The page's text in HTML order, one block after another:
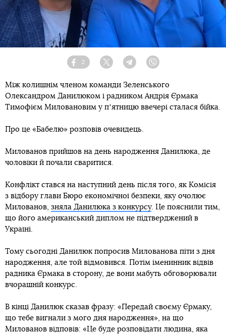
Facebook
2
Twitter TelegramViber
Між колишнім членом команди Зеленського
Олександром Данилюком і радником Андрія Єрмака
Тимофієм Миловановим у пʼятницю ввечері сталася бійка.
Про це «Бабелю» розповів очевидець.
Милованов прийшов на день народження Данилюка, де
чоловіки й почали сваритися.
Конфлікт стався на наступний день після того, як Комісія
з відбору глави Бюро економічної безпеки, яку очолює
Милованов, зняла Данилюка з конкурсу. Це пояснили тим,
що його американський диплом не підтверджений в
Україні.
Тому сьогодні Данилюк попросив Милованова піти з дня
народження, але той відмовився. Потім іменинник відвів
радника Єрмака в сторону, де вони мабуть обговорювали
вчорашній конкурс.
В кінці Данилюк сказав фразу: «Передай своєму Єрмаку,
що тебе вигнали з мого дня народження», на що
Милованов відповів: «Це буде розповідати людина, яка